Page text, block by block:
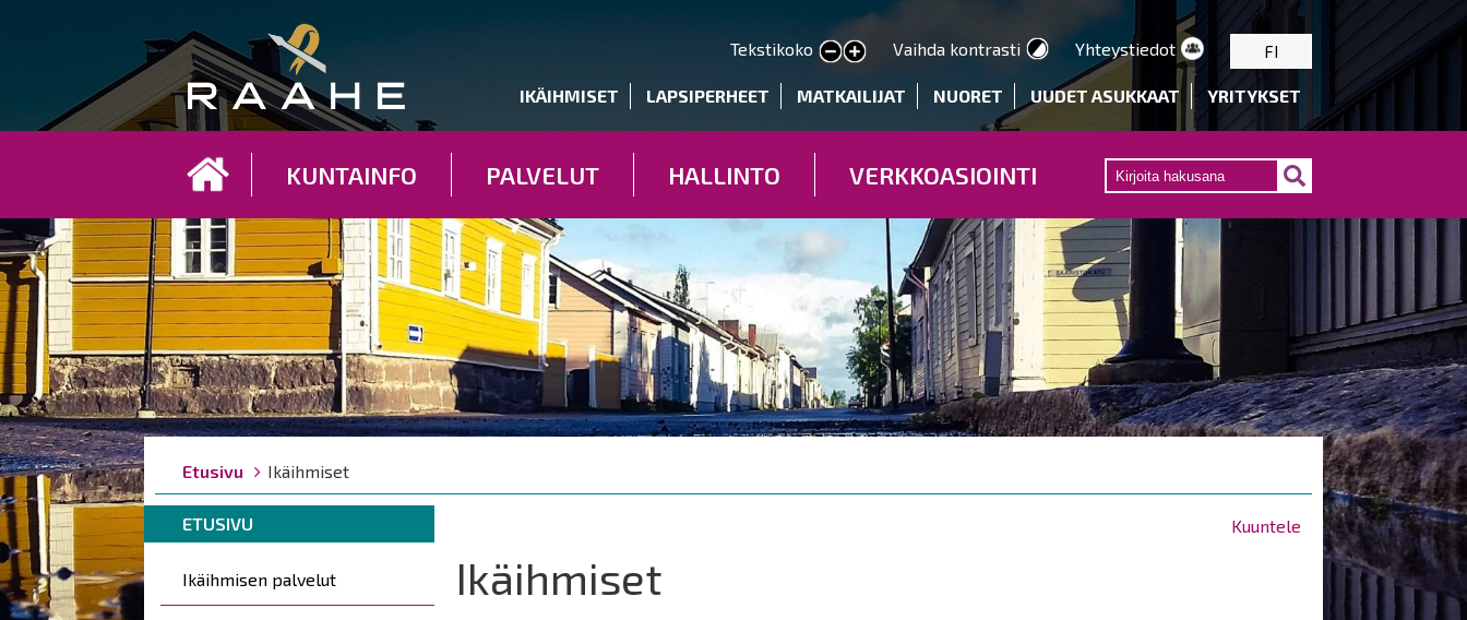
pääsisältöön
Tekstikoko
Pienennä tekstin kokoa
Suurenna tekstin kokoa Vaihda kontrasti Yhteystiedot FI
Kohderyhmät
IKÄIHMISET LAPSIPERHEET MATKAILIJAT NUORET UUDET ASUKKAAT YRITYKSET
KUNTAINFO PALVELUT HALLINTO VERKKOASIOINTI
Breadcrumbs
You
are
here:
Etusivu Ikäihmiset
Breadcrumbs
are
here:
ETUSIVU Kuuntele
Kohderyhmät
Ikäihmisen palvelut Ikäihmiset